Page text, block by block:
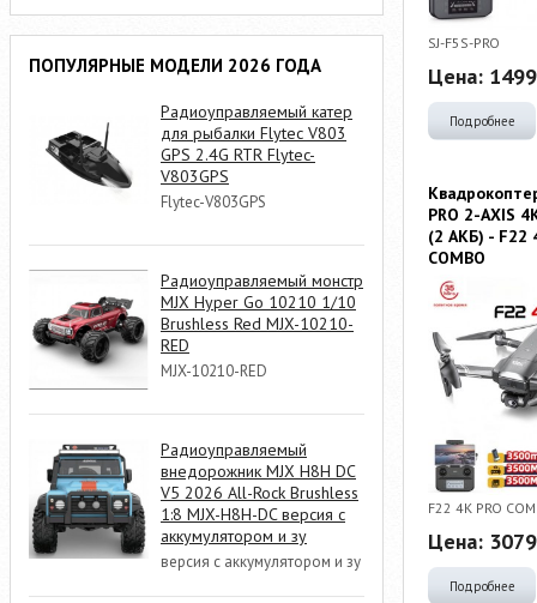
ПОПУЛЯРНЫЕ МОДЕЛИ 2026 ГОДА
Радиоуправляемый катер
для рыбалки Flytec V803
GPS 2.4G RTR Flytec-
V803GPS
Flytec-V803GPS
Радиоуправляемый монстр
MJX Hyper Go 10210 1/10
Brushless Red MJX-10210-
RED
MJX-10210-RED
Радиоуправляемый
внедорожник MJX H8H DC
V5 2026 All-Rock Brushless
1:8 MJX-H8H-DC версия с
аккумулятором и зу
версия с аккумулятором и зу
SJ-F5S-PRO
Цена:
Подробнее
PRO 2-AXIS
(2 АКБ) - F22
COMBO
F22 4K PRO
Цена:
Подробнее